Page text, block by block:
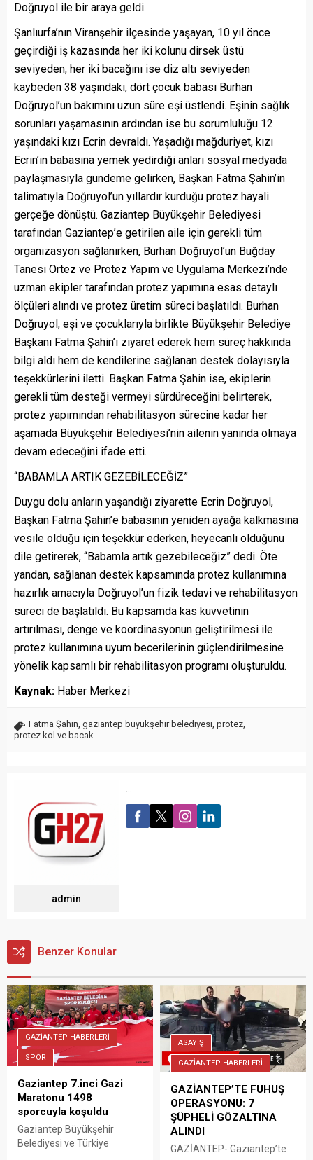
Doğruyol ile bir araya geldi.
Şanlıurfa’nın Viranşehir ilçesinde yaşayan, 10 yıl önce
geçirdiği iş kazasında her iki kolunu dirsek üstü
seviyeden, her iki bacağını ise diz altı seviyeden
kaybeden 38 yaşındaki, dört çocuk babası Burhan
Doğruyol’un bakımını uzun süre eşi üstlendi. Eşinin sağlık
sorunları yaşamasının ardından ise bu sorumluluğu 12
yaşındaki kızı Ecrin devraldı. Yaşadığı mağduriyet, kızı
Ecrin’in babasına yemek yedirdiği anları sosyal medyada
paylaşmasıyla gündeme gelirken, Başkan Fatma Şahin’in
talimatıyla Doğruyol’un yıllardır kurduğu protez hayali
gerçeğe dönüştü. Gaziantep Büyükşehir Belediyesi
tarafından Gaziantep’e getirilen aile için gerekli tüm
organizasyon sağlanırken, Burhan Doğruyol’un Buğday
Tanesi Ortez ve Protez Yapım ve Uygulama Merkezi’nde
uzman ekipler tarafından protez yapımına esas detaylı
ölçüleri alındı ve protez üretim süreci başlatıldı. Burhan
Doğruyol, eşi ve çocuklarıyla birlikte Büyükşehir Belediye
Başkanı Fatma Şahin’i ziyaret ederek hem süreç hakkında
bilgi aldı hem de kendilerine sağlanan destek dolayısıyla
teşekkürlerini iletti. Başkan Fatma Şahin ise, ekiplerin
gerekli tüm desteği vermeyi sürdüreceğini belirterek,
protez yapımından rehabilitasyon sürecine kadar her
aşamada Büyükşehir Belediyesi’nin ailenin yanında olmaya
devam edeceğini ifade etti.
“BABAMLA ARTIK GEZEBİLECEĞİZ”
Duygu dolu anların yaşandığı ziyarette Ecrin Doğruyol,
Başkan Fatma Şahin’e babasının yeniden ayağa kalkmasına
vesile olduğu için teşekkür ederken, heyecanlı olduğunu
dile getirerek, “Babamla artık gezebileceğiz” dedi. Öte
yandan, sağlanan destek kapsamında protez kullanımına
hazırlık amacıyla Doğruyol’un fizik tedavi ve rehabilitasyon
süreci de başlatıldı. Bu kapsamda kas kuvvetinin
artırılması, denge ve koordinasyonun geliştirilmesi ile
protez kullanımına uyum becerilerinin güçlendirilmesine
yönelik kapsamlı bir rehabilitasyon programı oluşturuldu.
Kaynak: Haber Merkezi
Fatma Şahin, gaziantep büyükşehir belediyesi, protez,
protez kol ve bacak
admin
...
Benzer Konular
GAZİANTEP HABERLERİ
SPOR
Gaziantep 7.inci Gazi
Maratonu 1498
sporcuyla koşuldu
Gaziantep Büyükşehir
Belediyesi ve Türkiye
ASAYİŞ
GAZİANTEP HABERLERİ
GAZİANTEP’TE FUHUŞ
OPERASYONU: 7
ŞÜPHELİ GÖZALTINA
ALINDI
GAZİANTEP- Gaziantep’te